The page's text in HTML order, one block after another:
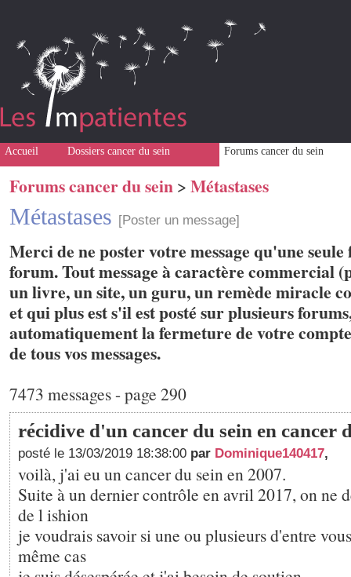
Accueil Dossiers cancer du sein Forums cancer du sein
Forums cancer du sein > Métastases
Métastases [Poster un message]
Merci de ne poster votre message qu'une seule
forum. Tout message à caractère commercial
un livre, un site, un guru, un remède miracle
et qui plus est s'il est posté sur plusieurs
automatiquement la fermeture de votre
de tous vos messages.
7473 messages - page 290
récidive d'un cancer du sein en cancer
posté le 13/03/2019 18:38:00 par Dominique140417,
voilà, j'ai eu un cancer du sein en 2007.
Suite à un dernier contrôle en avril 2017, on ne
de l ishion
je voudrais savoir si une ou plusieurs d'entre
même cas